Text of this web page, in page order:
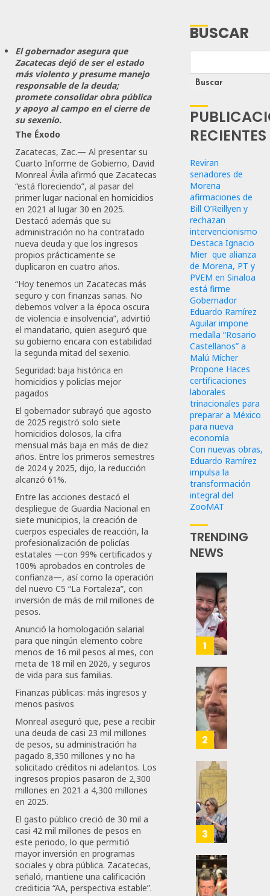
El gobernador asegura que
Zacatecas dejó de ser el estado
más violento y presume manejo
responsable de la deuda;
promete consolidar obra pública
y apoyo al campo en el cierre de
su sexenio.
The Éxodo
Zacatecas, Zac.— Al presentar su
Cuarto Informe de Gobierno, David
Monreal Ávila afirmó que Zacatecas
“está floreciendo”, al pasar del
primer lugar nacional en homicidios
en 2021 al lugar 30 en 2025.
Destacó además que su
administración no ha contratado
nueva deuda y que los ingresos
propios prácticamente se
duplicaron en cuatro años.
“Hoy tenemos un Zacatecas más
seguro y con finanzas sanas. No
debemos volver a la época oscura
de violencia e insolvencia”, advirtió
el mandatario, quien aseguró que
su gobierno encara con estabilidad
la segunda mitad del sexenio.
Seguridad: baja histórica en
homicidios y policías mejor
pagados
El gobernador subrayó que agosto
de 2025 registró solo siete
homicidios dolosos, la cifra
mensual más baja en más de diez
años. Entre los primeros semestres
de 2024 y 2025, dijo, la reducción
alcanzó 61%.
Entre las acciones destacó el
despliegue de Guardia Nacional en
siete municipios, la creación de
cuerpos especiales de reacción, la
profesionalización de policías
estatales —con 99% certificados y
100% aprobados en controles de
confianza—, así como la operación
del nuevo C5 “La Fortaleza”, con
inversión de más de mil millones de
pesos.
Anunció la homologación salarial
para que ningún elemento cobre
menos de 16 mil pesos al mes, con
meta de 18 mil en 2026, y seguros
de vida para sus familias.
Finanzas públicas: más ingresos y
menos pasivos
Monreal aseguró que, pese a recibir
una deuda de casi 23 mil millones
de pesos, su administración ha
pagado 8,350 millones y no ha
solicitado créditos ni adelantos. Los
ingresos propios pasaron de 2,300
millones en 2021 a 4,300 millones
en 2025.
El gasto público creció de 30 mil a
casi 42 mil millones de pesos en
este periodo, lo que permitió
mayor inversión en programas
sociales y obra pública. Zacatecas,
señaló, mantiene una calificación
crediticia “AA, perspectiva estable”.
BUSCAR
Buscar
RECIENTES
Reviran
senadores de
Morena
afirmaciones de
Bill O’Reillyen y
rechazan
intervencionismo
Destaca Ignacio
Mier que alianza
de Morena, PT y
PVEM en Sinaloa
está firme
Gobernador
Eduardo Ramírez
Aguilar impone
medalla “Rosario
Castellanos” a
Malú Mícher
Propone Haces
certificaciones
laborales
trinacionales para
preparar a México
para nueva
economía
Con nuevas obras,
Eduardo Ramírez
impulsa la
transformación
integral del
ZooMAT
TRENDING
NEWS
1
2
3